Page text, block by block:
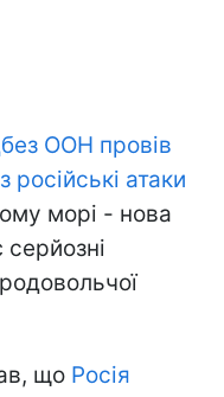
ООН провів
російські атаки
морі - нова
що Росія